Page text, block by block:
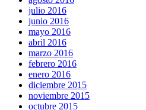
julio 2016
junio 2016
mayo 2016
abril 2016
marzo 2016
febrero 2016
enero 2016
diciembre 2015
noviembre 2015
octubre 2015